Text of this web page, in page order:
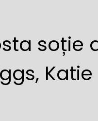
soție